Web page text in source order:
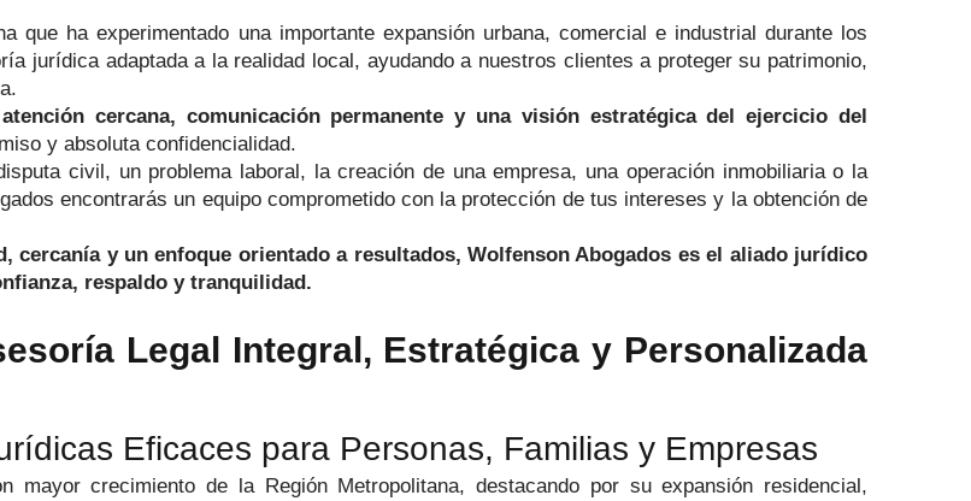
que ha experimentado una importante expansión urbana, comercial e industrial durante los
jurídica adaptada a la realidad local, ayudando a nuestros clientes a proteger su patrimonio,
cercana, comunicación permanente y una visión estratégica del ejercicio del
y absoluta confidencialidad.
civil, un problema laboral, la creación de una empresa, una operación inmobiliaria o la
encontrarás un equipo comprometido con la protección de tus intereses y la obtención de
cercanía y un enfoque orientado a resultados, Wolfenson Abogados es el aliado jurídico
respaldo y tranquilidad.
Legal Integral, Estratégica y Personalizada
Eficaces para Personas, Familias y Empresas
crecimiento de la Región Metropolitana, destacando por su expansión residencial,